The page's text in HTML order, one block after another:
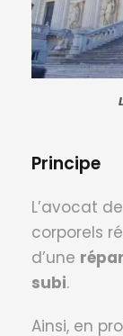
Principe
L’avocat
corporels
d’une
subi.
Ainsi, en